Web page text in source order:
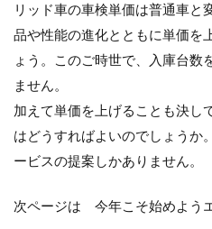
リッド車の車検単価は普通車と
品や性能の進化とともに単価を
ょう。このご時世で、入庫台数
ません。
加えて単価を上げることも決し
はどうすればよいのでしょうか
ービスの提案しかありません。
次ページは 今年こそ始めよう